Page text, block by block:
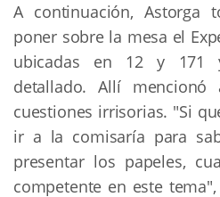
A continuación, Astorga
poner sobre la mesa el
ubicadas en 12 y 171
detallado. Allí
cuestiones irrisorias. "Si
ir a la comisaría para
presentar los papeles,
competente en este